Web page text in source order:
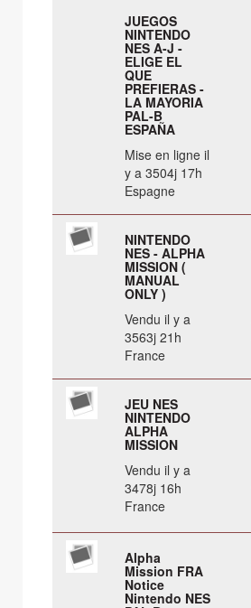
JUEGOS
NINTENDO
NES A-J -
ELIGE EL
QUE
PREFIERAS -
LA MAYORIA
PAL-B
ESPAÑA
Mise en ligne il
y a 3504j 17h
Espagne
NINTENDO
NES - ALPHA
MISSION (
MANUAL
ONLY )
Vendu il y a
3563j 21h
France
JEU NES
NINTENDO
ALPHA
MISSION
Vendu il y a
3478j 16h
France
Alpha
Mission FRA
Notice
Nintendo NES